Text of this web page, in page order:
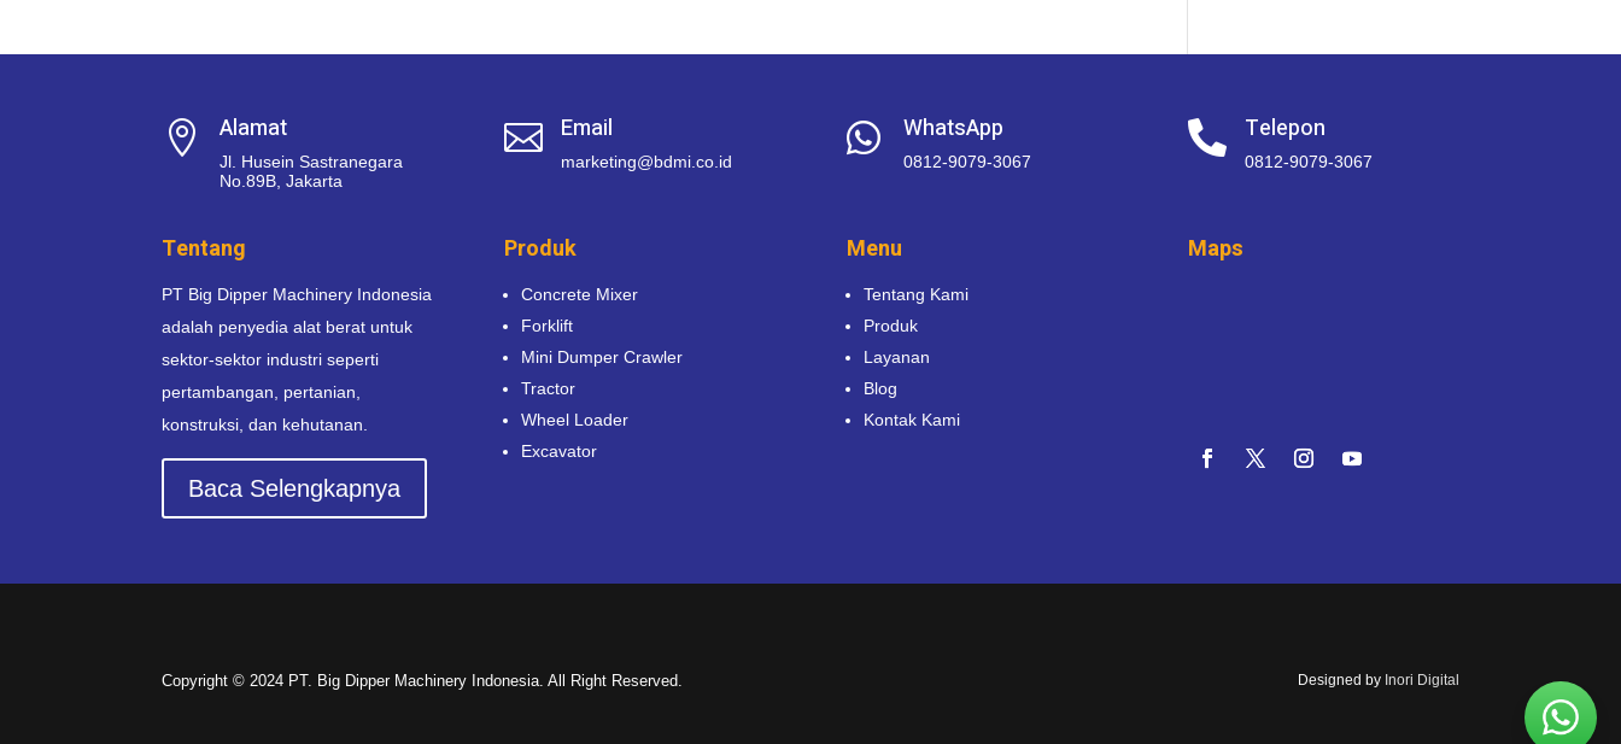
 Alamat
Jl. Husein Sastranegara
No.89B, Jakarta
 Email
marketing@bdmi.co.id
 WhatsApp
0812-9079-3067
 Telepon
0812-9079-3067
Tentang
PT Big Dipper Machinery Indonesia
adalah penyedia alat berat untuk
sektor-sektor industri seperti
pertambangan, pertanian,
konstruksi, dan kehutanan.
Baca Selengkapnya
Produk
Concrete Mixer
Forklift
Mini Dumper Crawler
Tractor
Wheel Loader
Excavator
Menu
Tentang Kami
Produk
Layanan
Blog
Kontak Kami
Maps
Copyright © 2024 PT. Big Dipper Machinery Indonesia. All Right Reserved. Designed by Inori Digital